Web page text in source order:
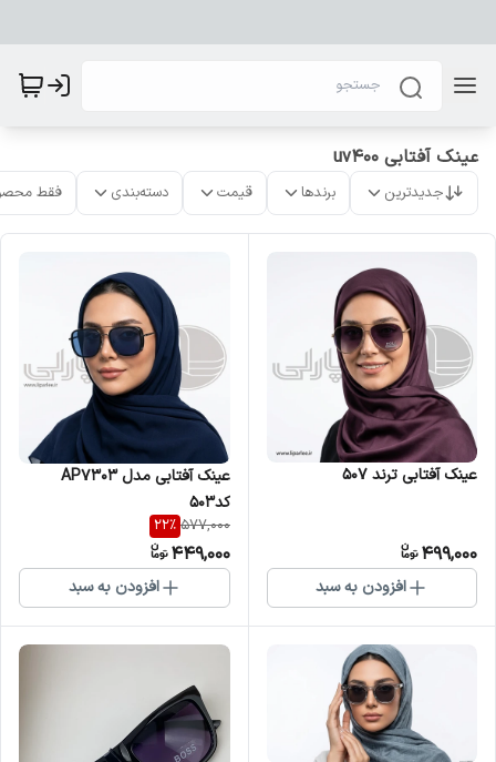
عینک آفتابی uv400
جدیدترین برندها قیمت دسته‌بندی فقط
عینک آفتابی ترند ۵۰۷
499,000
افزودن به سبد
عینک آفتابی مدل AP7303
کد۵۰۳
577,000
22%
449,000
افزودن به سبد